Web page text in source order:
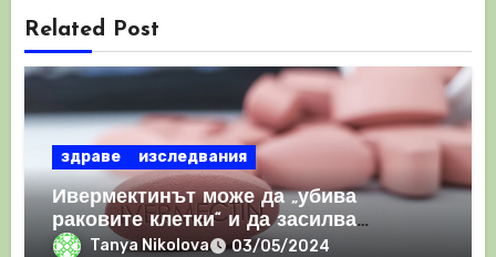
Related Post
здраве изследвания
Ивермектинът може да „убива
раковите клетки“ и да засилва
имунния отговор
Tanya Nikolova 03/05/2024